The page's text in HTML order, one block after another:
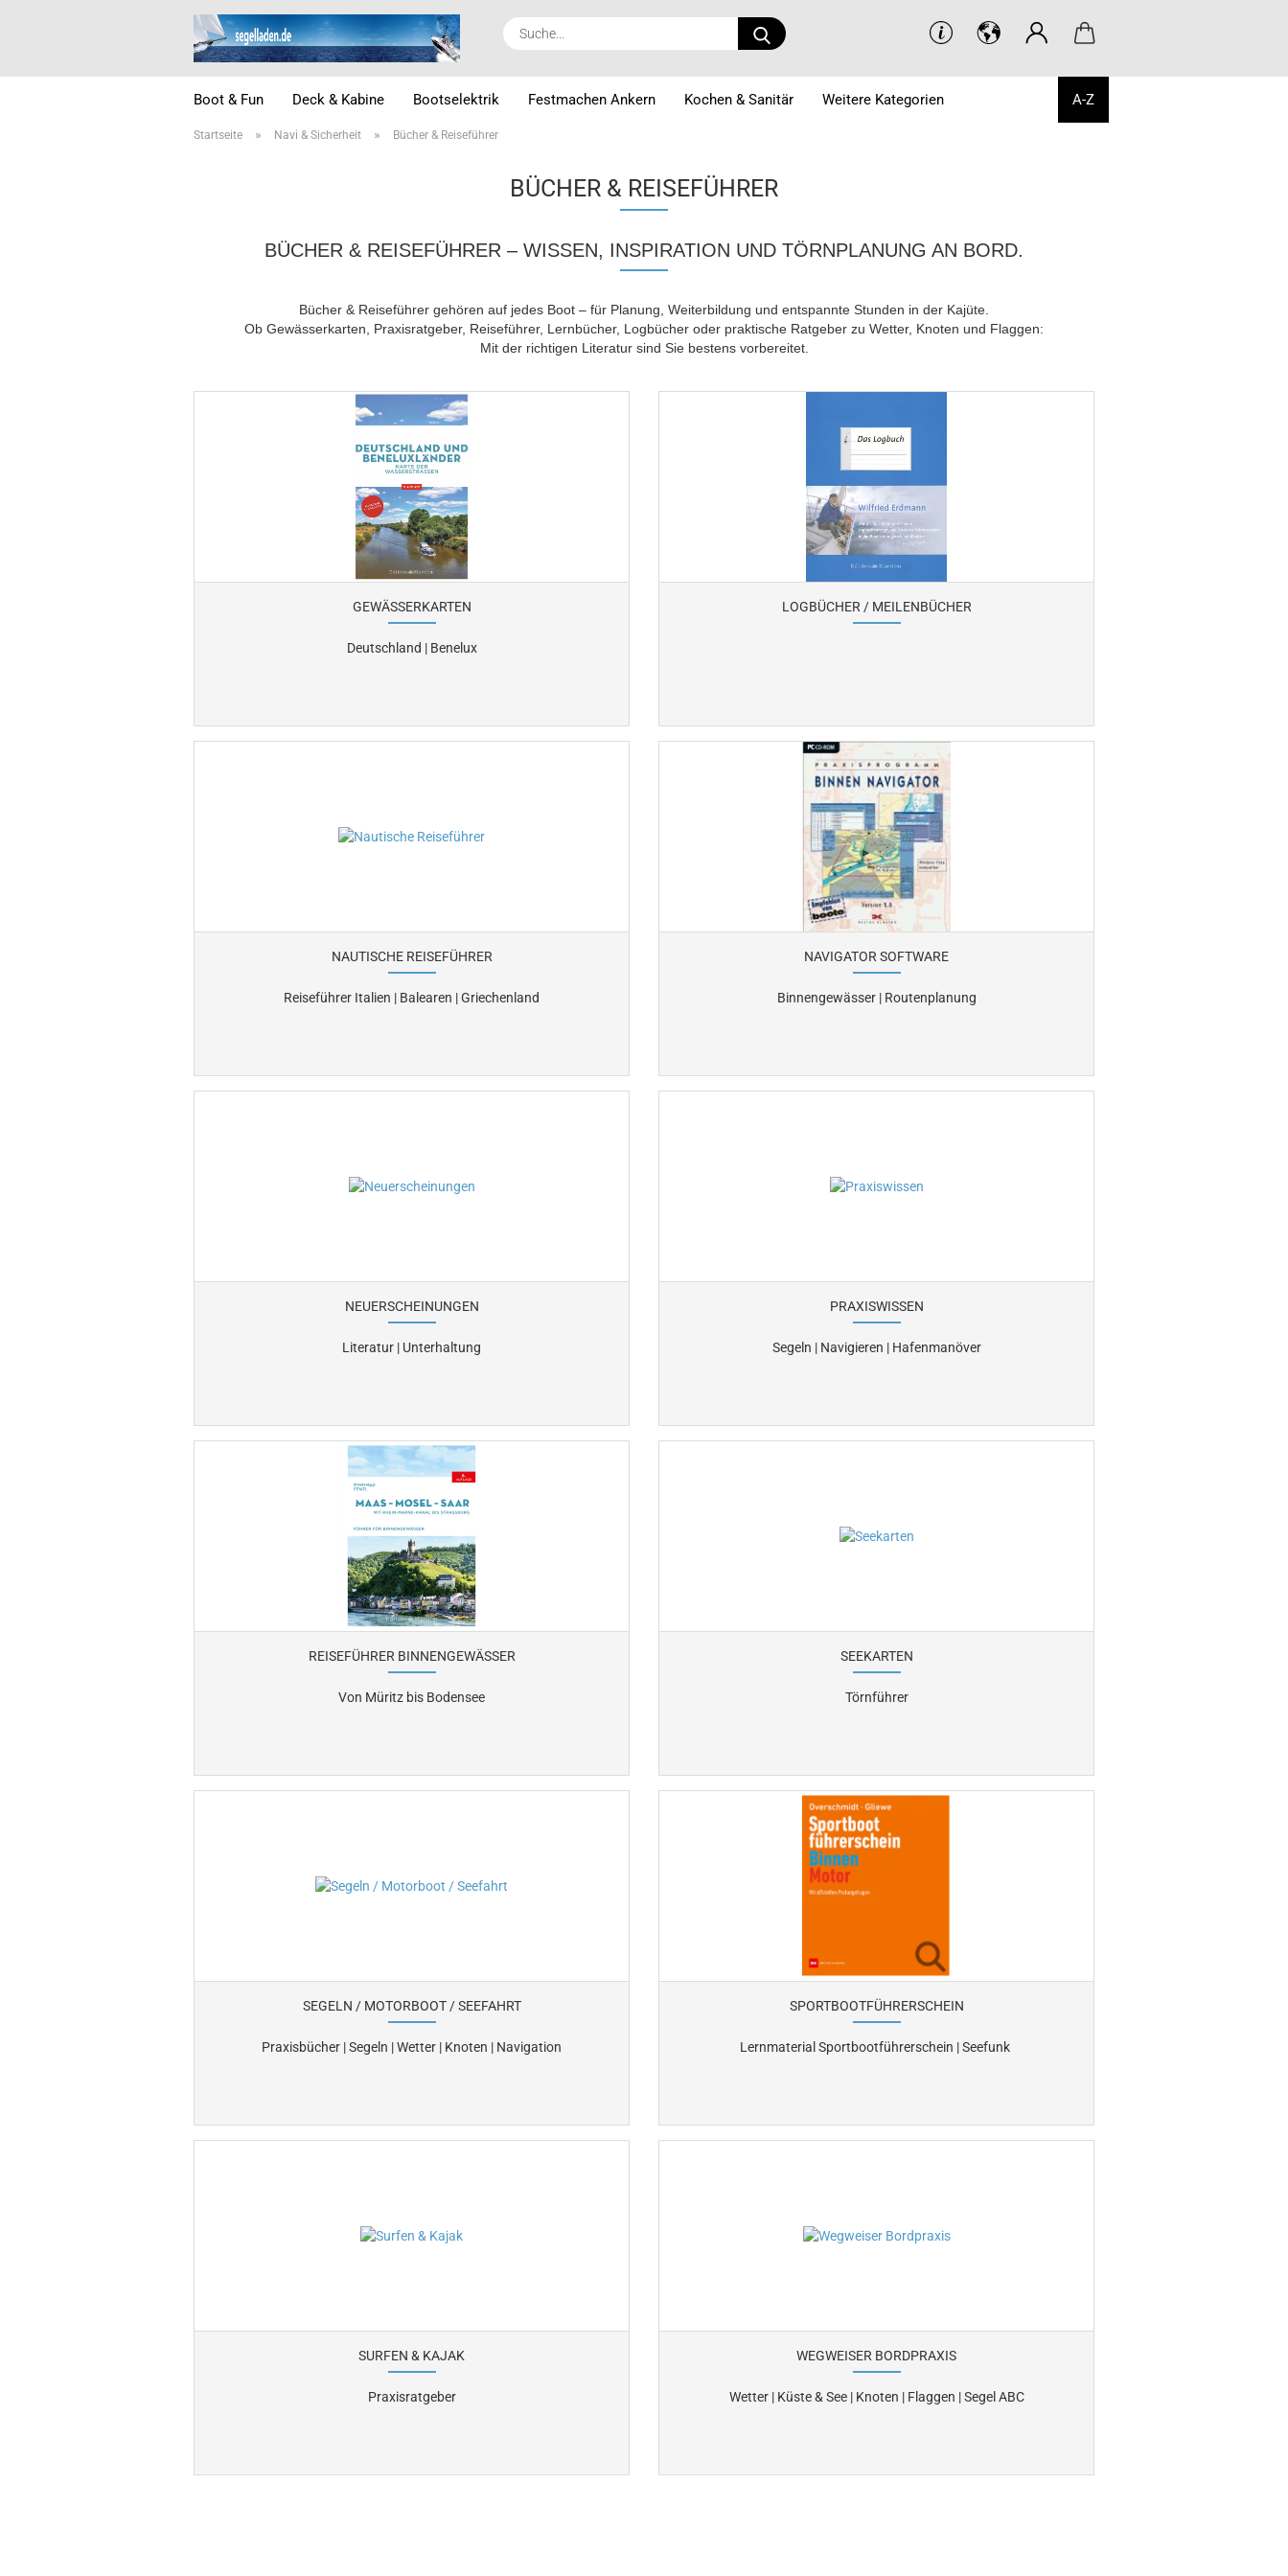
Suche...
Boot & Fun Deck & Kabine Bootselektrik Festmachen Ankern Kochen & Sanitär A-Z
Weitere Kategorien
Startseite » Navi & Sicherheit » Bücher & Reiseführer
BÜCHER & REISEFÜHRER
BÜCHER & REISEFÜHRER – WISSEN, INSPIRATION UND TÖRNPLANUNG AN BORD.
Bücher & Reiseführer gehören auf jedes Boot – für Planung, Weiterbildung und entspannte Stunden in der Kajüte.
Ob Gewässerkarten, Praxisratgeber, Reiseführer, Lernbücher, Logbücher oder praktische Ratgeber zu Wetter, Knoten und Flaggen:
Mit der richtigen Literatur sind Sie bestens vorbereitet.
GEWÄSSERKARTEN
Deutschland | Benelux
LOGBÜCHER / MEILENBÜCHER
NAUTISCHE REISEFÜHRER
Reiseführer Italien | Balearen | Griechenland
NAVIGATOR SOFTWARE
Binnengewässer | Routenplanung
NEUERSCHEINUNGEN
Literatur | Unterhaltung
PRAXISWISSEN
Segeln | Navigieren | Hafenmanöver
REISEFÜHRER BINNENGEWÄSSER
Von Müritz bis Bodensee
SEEKARTEN
Törnführer
SEGELN / MOTORBOOT / SEEFAHRT
Praxisbücher | Segeln | Wetter | Knoten | Navigation
SPORTBOOTFÜHRERSCHEIN
Lernmaterial Sportbootführerschein | Seefunk
SURFEN & KAJAK
Praxisratgeber
WEGWEISER BORDPRAXIS
Wetter | Küste & See | Knoten | Flaggen | Segel ABC